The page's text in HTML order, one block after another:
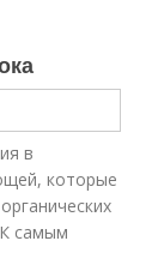
в
которые
самым